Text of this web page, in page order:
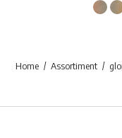
Home Assortiment